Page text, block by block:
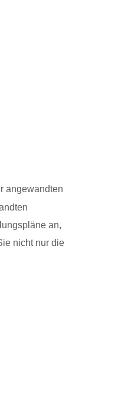
angewandten
an,
nicht nur die